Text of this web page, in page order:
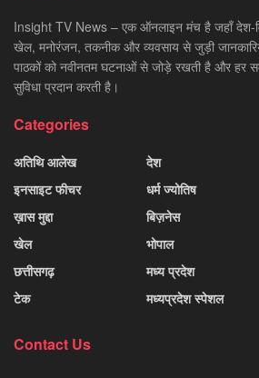
Insight TV News – एक ऑनलाइन मंच है जहाँ देश-
खेल, मनोरंजन, तकनीक और व्यवसाय से जुड़ी
पाठकों को नवीनतम घटनाओं से जोड़े रखती है और हर
सुविधा प्रदान करती है।
Categories
अतिथि आलेख
इनसाइट फीचर
ख़ास मुद्दा
खेल
छत्तीसगढ़
टेक
देश
धर्म ज्योतिष
बिज़नेस
भोपाल
मध्य प्रदेश
मध्यप्रदेश स्पेशल
Contact Us